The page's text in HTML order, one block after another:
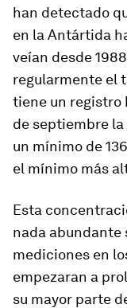
han detectado
en la Antártida
veían desde
regularmente el
tiene un registro
de septiembre
un mínimo de
el mínimo más
Esta
nada abundante
mediciones en
empezaran a
su mayor parte